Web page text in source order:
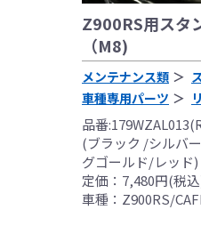
Z900RS用スタ
（M8)
メンテナンス類
車種専用パーツ
品番
(ブラック /シルバ
グゴールド/レッド)
定価：7,480円(税
車種：Z900RS/